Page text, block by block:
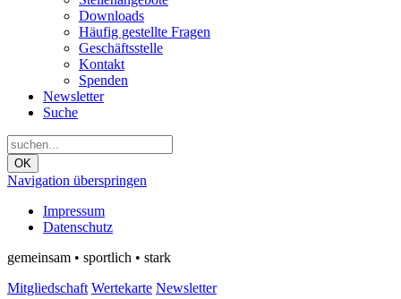
Downloads
Häufig gestellte Fragen
Geschäftsstelle
Kontakt
Spenden
Newsletter
Suche
OK
Navigation überspringen
Impressum
Datenschutz
gemeinsam • sportlich • stark
Mitgliedschaft Wertekarte Newsletter